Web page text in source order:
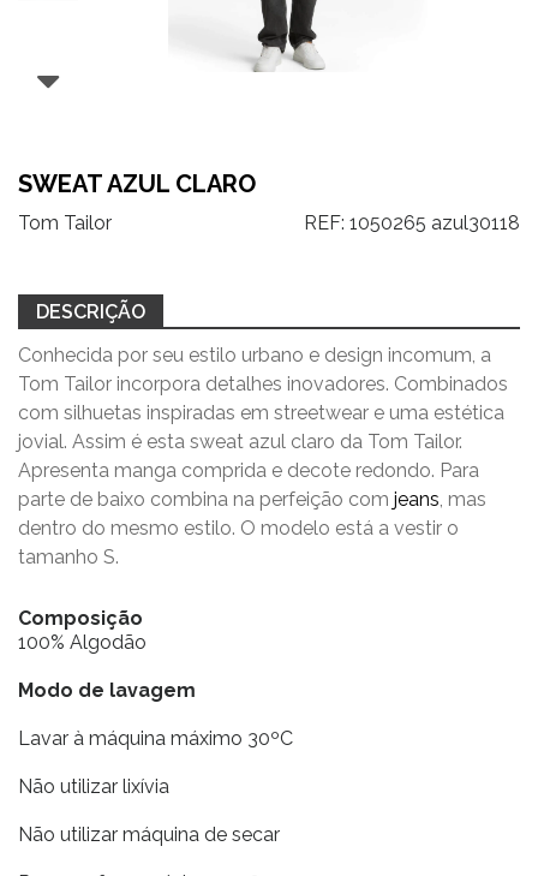
SWEAT AZUL CLARO
Tom Tailor REF: 1050265 azul30118
DESCRIÇÃO
Conhecida por seu estilo urbano e design incomum, a
Tom Tailor incorpora detalhes inovadores. Combinados
com silhuetas inspiradas em streetwear e uma estética
jovial. Assim é esta sweat azul claro da Tom Tailor.
Apresenta manga comprida e decote redondo. Para
parte de baixo combina na perfeição com jeans, mas
dentro do mesmo estilo. O modelo está a vestir o
tamanho S.
Composição
100% Algodão
Modo de lavagem
Lavar à máquina máximo 30ºC
Não utilizar lixívia
Não utilizar máquina de secar